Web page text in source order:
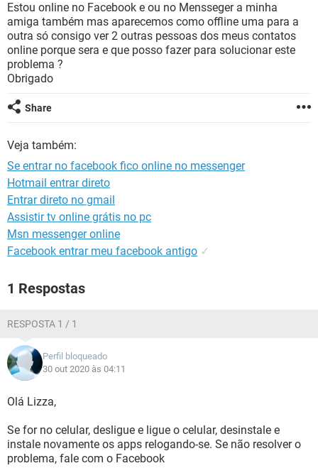
GUIA DE COMPRAS
INSTAGRAM GMAIL
GUIA DE COMPRAS
CELULAR FACEBOOK
OUTLOOK EXCEL
INSTAGRAM GMAIL
GUIA DE COMPRAS
Estou online no Facebook e ou no Mensseger a minha
amiga também mas aparecemos como offline uma para a
outra só consigo ver 2 outras pessoas dos meus contatos
online porque sera e que posso fazer para solucionar este
problema ?
Obrigado
Share
Veja também:
Se entrar no facebook fico online no messenger
Hotmail entrar direto
Entrar direto no gmail
Assistir tv online grátis no pc
Msn messenger online
Facebook entrar meu facebook antigo ✓
1 Respostas
RESPOSTA 1 / 1
Perfil bloqueado
30 out 2020 às 04:11
Olá Lizza,
Se for no celular, desligue e ligue o celular, desinstale e
instale novamente os apps relogando-se. Se não resolver o
problema, fale com o Facebook